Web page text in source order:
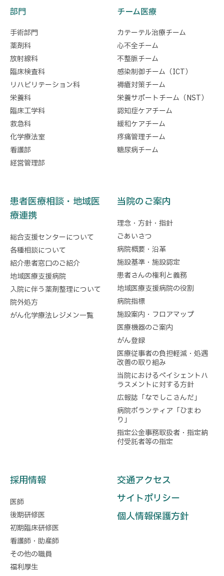
部門
手術部門
薬剤科
放射線科
臨床検査科
リハビリテーション科
栄養科
臨床工学科
救急科
化学療法室
看護部
経営管理部
チーム医療
カテーテル治療チーム
心不全チーム
不整脈チーム
感染制御チーム（ICT）
褥瘡対策チーム
栄養サポートチーム（NST）
認知症ケアチーム
緩和ケアチーム
疼痛管理チーム
糖尿病チーム
患者医療相談・地域医
療連携
総合支援センターについて
各種相談について
紹介患者窓口のご紹介
地域医療支援病院
入院に伴う薬剤整理について
院外処方
がん化学療法レジメン一覧
当院のご案内
理念・方針・指針
ごあいさつ
病院概要・沿革
施設基準・施設認定
患者さんの権利と義務
地域医療支援病院の役割
病院指標
施設案内・フロアマップ
医療機器のご案内
がん登録
医療従事者の負担軽減・処遇
改善の取り組み
当院におけるペイシェントハ
ラスメントに対する方針
広報誌「なでしこさんだ」
病院ボランティア「ひまわ
り」
指定公金事務取扱者・指定納
付受託者等の指定
採用情報
医師
後期研修医
初期臨床研修医
看護師・助産師
その他の職員
福利厚生
交通アクセス
サイトポリシー
個人情報保護方針